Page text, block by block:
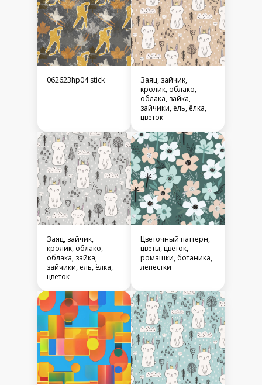
062623hp04 stick
Заяц, зайчик,
кролик, облако,
облака, зайка,
зайчики, ель, ёлка,
цветок
Заяц, зайчик,
кролик, облако,
облака, зайка,
зайчики, ель, ёлка,
цветок
Цветочный паттерн,
цветы, цветок,
ромашки, ботаника,
лепестки